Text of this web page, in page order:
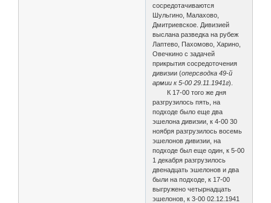
сосредотачиваются
Шульгино, Малахово,
Дмитриевское. Дивизией
выслана разведка на рубеж
Лаптево, Пахомово, Харино,
Овечкино с задачей
прикрытия сосредоточения
дивизии (оперсводка 49-й
армии к 5-00 29.11.1941г).
К 17-00 того же дня
разгрузилось пять, на
подходе было еще два
эшелона дивизии, к 4-00 30
ноября разгрузилось восемь
эшелонов дивизии, на
подходе был еще один, к 5-00
1 декабря разгрузилось
двенадцать эшелонов и два
были на подходе, к 17-00
выгружено четырнадцать
эшелонов, к 3-00 02.12.1941